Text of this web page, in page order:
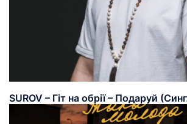
SUROV – Гіт на обрії – Подаруй